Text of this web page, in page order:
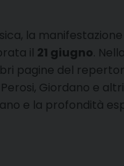
la
il 21 giugno.
pagine del
Giordano e
e la profondità